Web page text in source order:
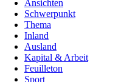
Ansichten
Schwerpunkt
Thema
Inland
Ausland
Kapital & Arbeit
Feuilleton
Sport